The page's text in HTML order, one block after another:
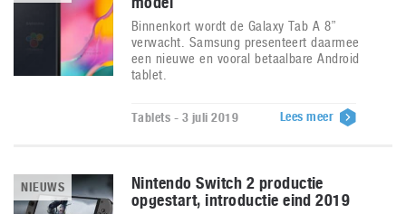
Binnenkort wordt de Galaxy Tab A 8”
verwacht. Samsung presenteert daarmee
een nieuwe en vooral betaalbare Android
tablet.
Tablets - 3 juli 2019 Lees meer
NIEUWS
Nintendo Switch 2 productie
opgestart, introductie eind 2019